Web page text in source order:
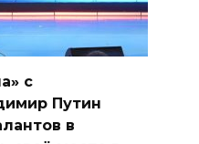
с
Путин
в